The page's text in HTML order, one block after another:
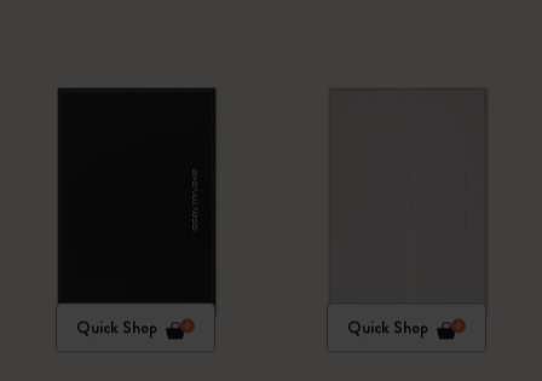
Quick Shop Quick Shop